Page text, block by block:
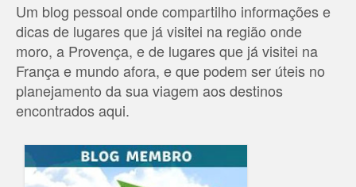
Um blog pessoal onde compartilho informações e
dicas de lugares que já visitei na região onde
moro, a Provença, e de lugares que já visitei na
França e mundo afora, e que podem ser úteis no
planejamento da sua viagem aos destinos
encontrados aqui.